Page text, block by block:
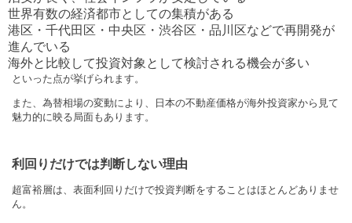
世界有数の経済都市としての集積がある
港区・千代田区・中央区・渋谷区・品川区などで再開発が
進んでいる
海外と比較して投資対象として検討される機会が多い
といった点が挙げられます。
また、為替相場の変動により、日本の不動産価格が海外投資家から見て
魅力的に映る局面もあります。
利回りだけでは判断しない理由
超富裕層は、表面利回りだけで投資判断をすることはほとんどありませ
ん。